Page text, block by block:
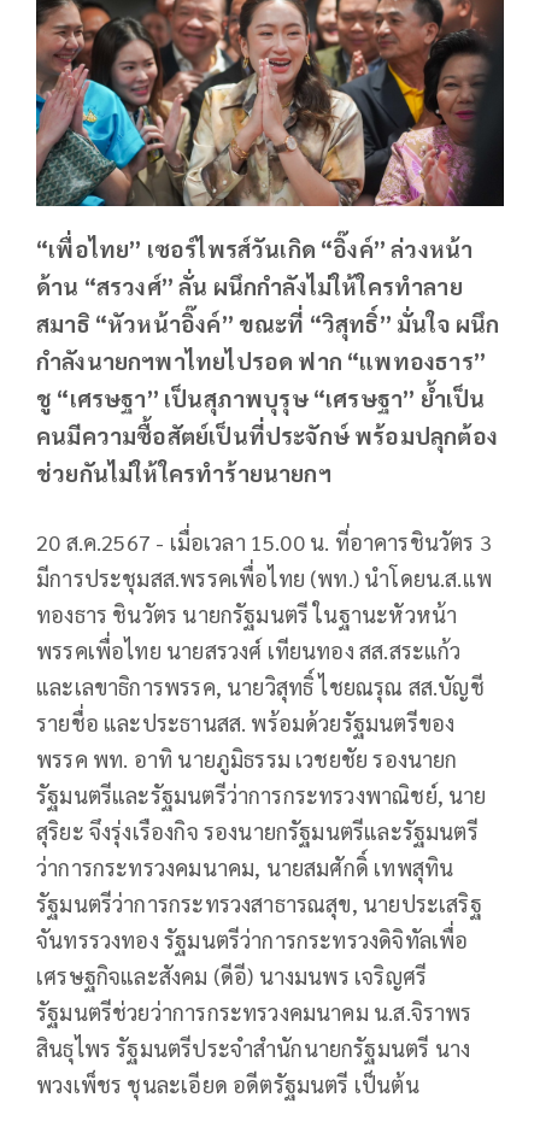
“เพื่อไทย” เซอร์ไพรส์วันเกิด “อิ๊งค์” ล่วงหน้า
ด้าน “สรวงศ์” ลั่น ผนึกกำลังไม่ให้ใครทำลาย
สมาธิ “หัวหน้าอิ๊งค์” ขณะที่ “วิสุทธิ์” มั่นใจ ผนึก
กำลังนายกฯพาไทยไปรอด ฟาก “แพทองธาร”
ชู “เศรษฐา” เป็นสุภาพบุรุษ “เศรษฐา” ย้ำเป็น
คนมีความซื้อสัตย์เป็นที่ประจักษ์ พร้อมปลุกต้อง
ช่วยกันไม่ให้ใครทำร้ายนายกฯ
20 ส.ค.2567 - เมื่อเวลา 15.00 น. ที่อาคารชินวัตร 3
มีการประชุมสส.พรรคเพื่อไทย (พท.) นำโดยน.ส.แพ
ทองธาร ชินวัตร นายกรัฐมนตรี ในฐานะหัวหน้า
พรรคเพื่อไทย นายสรวงศ์ เทียนทอง สส.สระแก้ว
และเลขาธิการพรรค, นายวิสุทธิ์ ไชยณรุณ สส.บัญชี
รายชื่อ และประธานสส. พร้อมด้วยรัฐมนตรีของ
พรรค พท. อาทิ นายภูมิธรรม เวชยชัย รองนายก
รัฐมนตรีและรัฐมนตรีว่าการกระทรวงพาณิชย์, นาย
สุริยะ จึงรุ่งเรืองกิจ รองนายกรัฐมนตรีและรัฐมนตรี
ว่าการกระทรวงคมนาคม, นายสมศักดิ์ เทพสุทิน
รัฐมนตรีว่าการกระทรวงสาธารณสุข, นายประเสริฐ
จันทรรวงทอง รัฐมนตรีว่าการกระทรวงดิจิทัลเพื่อ
เศรษฐกิจและสังคม (ดีอี) นางมนพร เจริญศรี
รัฐมนตรีช่วยว่าการกระทรวงคมนาคม น.ส.จิราพร
สินธุไพร รัฐมนตรีประจำสำนักนายกรัฐมนตรี นาง
พวงเพ็ชร ชุนละเอียด อดีตรัฐมนตรี เป็นต้น